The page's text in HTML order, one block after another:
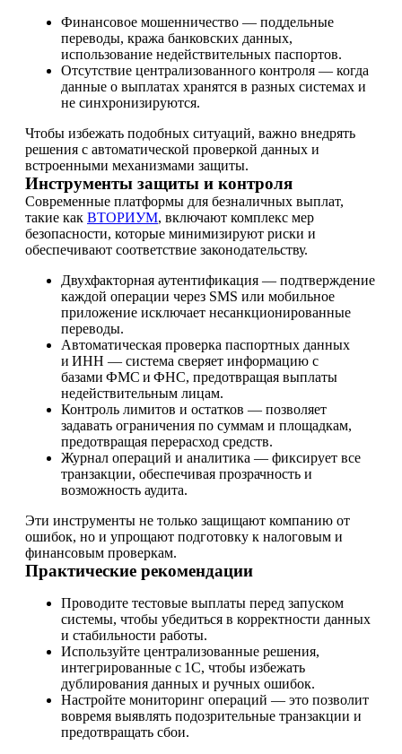
Финансовое мошенничество — поддельные
переводы, кража банковских данных,
использование недействительных паспортов.
Отсутствие централизованного контроля — когда
данные о выплатах хранятся в разных системах и
не синхронизируются.
Чтобы избежать подобных ситуаций, важно внедрять
решения с автоматической проверкой данных и
встроенными механизмами защиты.
Инструменты защиты и контроля
Современные платформы для безналичных выплат,
такие как ВТОРИУМ, включают комплекс мер
безопасности, которые минимизируют риски и
обеспечивают соответствие законодательству.
Двухфакторная аутентификация — подтверждение
каждой операции через SMS или мобильное
приложение исключает несанкционированные
переводы.
Автоматическая проверка паспортных данных
и ИНН — система сверяет информацию с
базами ФМС и ФНС, предотвращая выплаты
недействительным лицам.
Контроль лимитов и остатков — позволяет
задавать ограничения по суммам и площадкам,
предотвращая перерасход средств.
Журнал операций и аналитика — фиксирует все
транзакции, обеспечивая прозрачность и
возможность аудита.
Эти инструменты не только защищают компанию от
ошибок, но и упрощают подготовку к налоговым и
финансовым проверкам.
Практические рекомендации
Проводите тестовые выплаты перед запуском
системы, чтобы убедиться в корректности данных
и стабильности работы.
Используйте централизованные решения,
интегрированные с 1С, чтобы избежать
дублирования данных и ручных ошибок.
Настройте мониторинг операций — это позволит
вовремя выявлять подозрительные транзакции и
предотвращать сбои.